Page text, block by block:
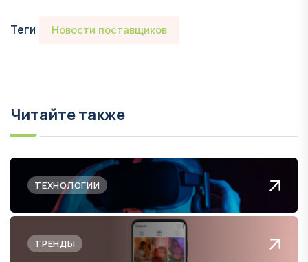
Теги Новости поставщиков
Читайте также
ТЕХНОЛОГИИ
ТРЕНДЫ